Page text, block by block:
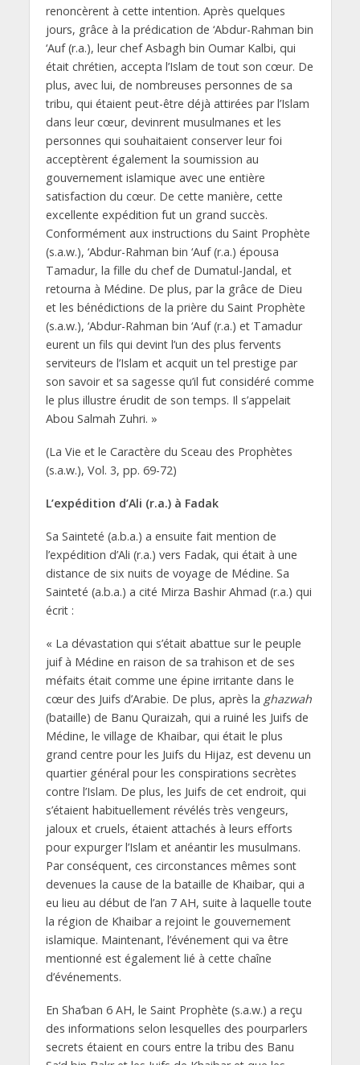
renoncèrent à cette intention. Après quelques
jours, grâce à la prédication de ‘Abdur-Rahman bin
‘Auf (r.a.), leur chef Asbagh bin Oumar Kalbi, qui
était chrétien, accepta l’Islam de tout son cœur. De
plus, avec lui, de nombreuses personnes de sa
tribu, qui étaient peut-être déjà attirées par l’Islam
dans leur cœur, devinrent musulmanes et les
personnes qui souhaitaient conserver leur foi
acceptèrent également la soumission au
gouvernement islamique avec une entière
satisfaction du cœur. De cette manière, cette
excellente expédition fut un grand succès.
Conformément aux instructions du Saint Prophète
(s.a.w.), ‘Abdur-Rahman bin ‘Auf (r.a.) épousa
Tamadur, la fille du chef de Dumatul-Jandal, et
retourna à Médine. De plus, par la grâce de Dieu
et les bénédictions de la prière du Saint Prophète
(s.a.w.), ‘Abdur-Rahman bin ‘Auf (r.a.) et Tamadur
eurent un fils qui devint l’un des plus fervents
serviteurs de l’Islam et acquit un tel prestige par
son savoir et sa sagesse qu’il fut considéré comme
le plus illustre érudit de son temps. Il s’appelait
Abou Salmah Zuhri. »
(La Vie et le Caractère du Sceau des Prophètes
(s.a.w.), Vol. 3, pp. 69-72)
L’expédition d’Ali (r.a.) à Fadak
Sa Sainteté (a.b.a.) a ensuite fait mention de
l’expédition d’Ali (r.a.) vers Fadak, qui était à une
distance de six nuits de voyage de Médine. Sa
Sainteté (a.b.a.) a cité Mirza Bashir Ahmad (r.a.) qui
écrit :
« La dévastation qui s’était abattue sur le peuple
juif à Médine en raison de sa trahison et de ses
méfaits était comme une épine irritante dans le
cœur des Juifs d’Arabie. De plus, après la ghazwah
(bataille) de Banu Quraizah, qui a ruiné les Juifs de
Médine, le village de Khaibar, qui était le plus
grand centre pour les Juifs du Hijaz, est devenu un
quartier général pour les conspirations secrètes
contre l’Islam. De plus, les Juifs de cet endroit, qui
s’étaient habituellement révélés très vengeurs,
jaloux et cruels, étaient attachés à leurs efforts
pour expurger l’Islam et anéantir les musulmans.
Par conséquent, ces circonstances mêmes sont
devenues la cause de la bataille de Khaibar, qui a
eu lieu au début de l’an 7 AH, suite à laquelle toute
la région de Khaibar a rejoint le gouvernement
islamique. Maintenant, l’événement qui va être
mentionné est également lié à cette chaîne
d’événements.
En Sha‘ban 6 AH, le Saint Prophète (s.a.w.) a reçu
des informations selon lesquelles des pourparlers
secrets étaient en cours entre la tribu des Banu